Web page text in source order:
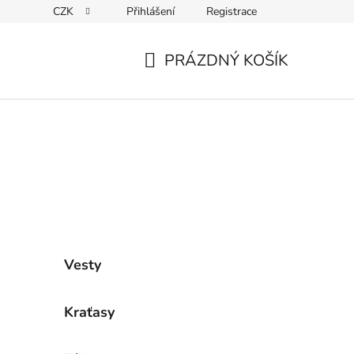
ochrany osobních údajů
CZK Přihlášení Registrace
PRÁZDNÝ KOŠÍK
Vesty
Kraťasy